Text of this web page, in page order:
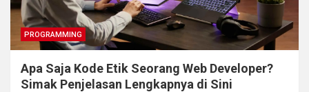
PROGRAMMING
Apa Saja Kode Etik Seorang Web Developer?
Simak Penjelasan Lengkapnya di Sini